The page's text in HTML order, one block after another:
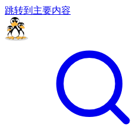
跳转到主要内容